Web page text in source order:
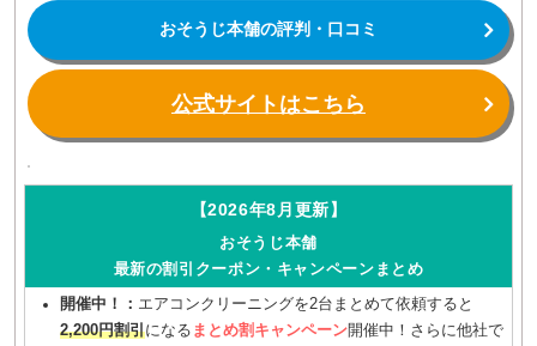
おそうじ本舗の評判・口コミ
公式サイトはこちら
【2026年8月更新】
おそうじ本舗
最新の割引クーポン・キャンペーンまとめ
開催中！： エアコンクリーニングを2台まとめて依頼すると
2,200円割引になる まとめ割キャンペーン開催中！さらに他社で